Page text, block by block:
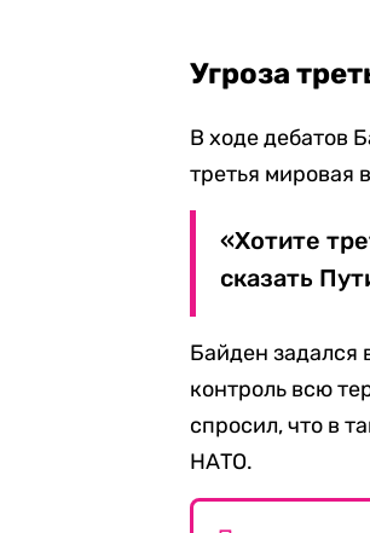
Угроза
В ходе дебатов
третья мировая
«Хотите
сказать
Байден задался
контроль всю
спросил, что в
НАТО.